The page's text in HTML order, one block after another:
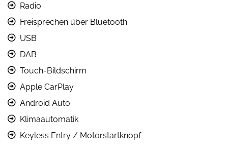
Radio
Freisprechen über Bluetooth
USB
DAB
Touch-Bildschirm
Apple CarPlay
Android Auto
Klimaautomatik
Keyless Entry / Motorstartknopf